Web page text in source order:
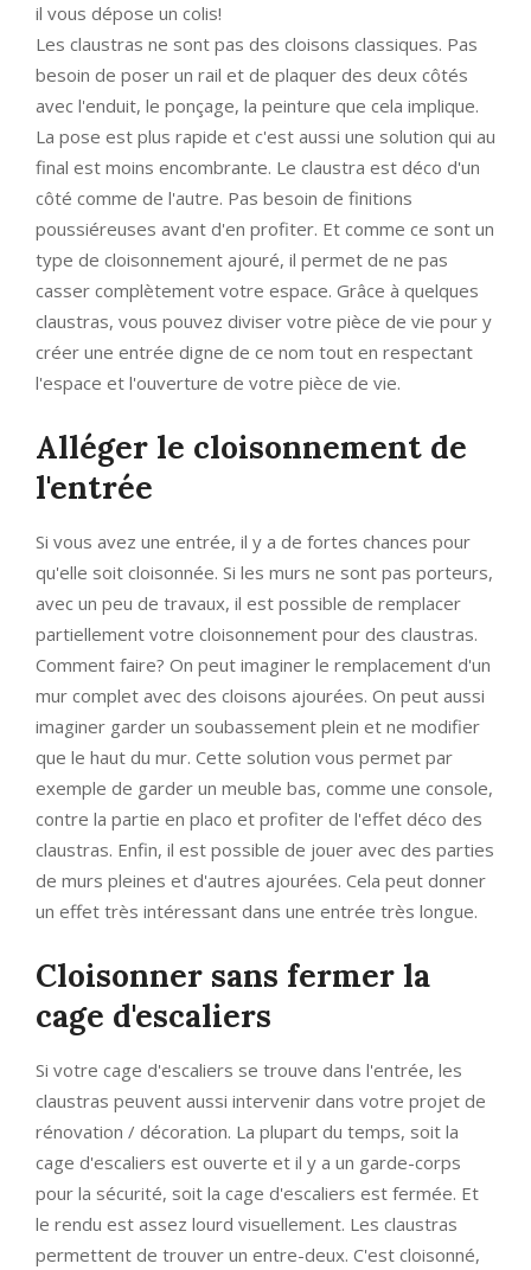
il vous dépose un colis!
Les claustras ne sont pas des cloisons classiques. Pas
besoin de poser un rail et de plaquer des deux côtés
avec l'enduit, le ponçage, la peinture que cela implique.
La pose est plus rapide et c'est aussi une solution qui au
final est moins encombrante. Le claustra est déco d'un
côté comme de l'autre. Pas besoin de finitions
poussiéreuses avant d'en profiter. Et comme ce sont un
type de cloisonnement ajouré, il permet de ne pas
casser complètement votre espace. Grâce à quelques
claustras, vous pouvez diviser votre pièce de vie pour y
créer une entrée digne de ce nom tout en respectant
l'espace et l'ouverture de votre pièce de vie.
Alléger le cloisonnement de
l'entrée
Si vous avez une entrée, il y a de fortes chances pour
qu'elle soit cloisonnée. Si les murs ne sont pas porteurs,
avec un peu de travaux, il est possible de remplacer
partiellement votre cloisonnement pour des claustras.
Comment faire? On peut imaginer le remplacement d'un
mur complet avec des cloisons ajourées. On peut aussi
imaginer garder un soubassement plein et ne modifier
que le haut du mur. Cette solution vous permet par
exemple de garder un meuble bas, comme une console,
contre la partie en placo et profiter de l'effet déco des
claustras. Enfin, il est possible de jouer avec des parties
de murs pleines et d'autres ajourées. Cela peut donner
un effet très intéressant dans une entrée très longue.
Cloisonner sans fermer la
cage d'escaliers
Si votre cage d'escaliers se trouve dans l'entrée, les
claustras peuvent aussi intervenir dans votre projet de
rénovation / décoration. La plupart du temps, soit la
cage d'escaliers est ouverte et il y a un garde-corps
pour la sécurité, soit la cage d'escaliers est fermée. Et
le rendu est assez lourd visuellement. Les claustras
permettent de trouver un entre-deux. C'est cloisonné,